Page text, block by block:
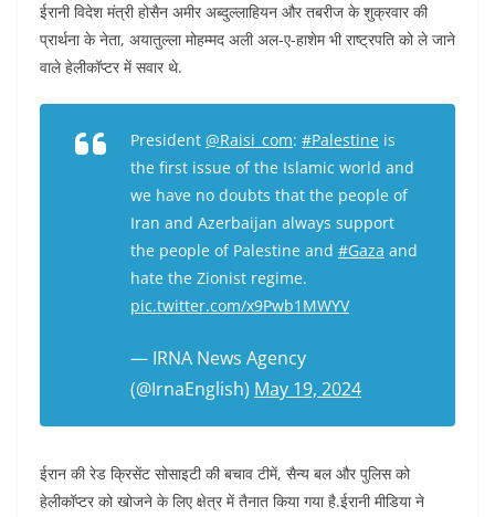
ईरानी विदेश मंत्री होसैन अमीर अब्दुल्लाहियन और तबरीज के शुक्रवार की
प्रार्थना के नेता, अयातुल्ला मोहम्मद अली अल-ए-हाशेम भी राष्ट्रपति को ले जाने
वाले हेलीकॉप्टर में सवार थे.
President @Raisi_com: #Palestine is
the first issue of the Islamic world and
we have no doubts that the people of
Iran and Azerbaijan always support
the people of Palestine and #Gaza and
hate the Zionist regime.
pic.twitter.com/x9Pwb1MWYV
— IRNA News Agency
(@IrnaEnglish) May 19, 2024
ईरान की रेड क्रिसेंट सोसाइटी की बचाव टीमें, सैन्य बल और पुलिस को
हेलीकॉप्टर को खोजने के लिए क्षेत्र में तैनात किया गया है.ईरानी मीडिया ने